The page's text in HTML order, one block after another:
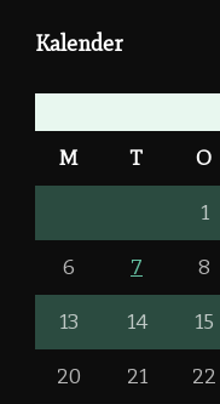
Kalender
M T O
1
6 7 8
13 14 15
20 21 22